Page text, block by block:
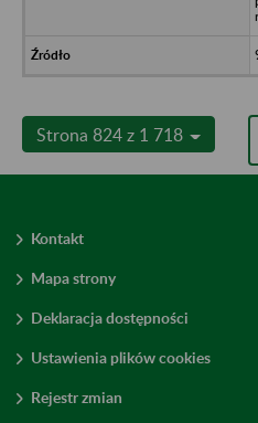
Strona 824 z 1 718
Kontakt
Mapa strony
Deklaracja dostępności
Ustawienia plików cookies
Rejestr zmian